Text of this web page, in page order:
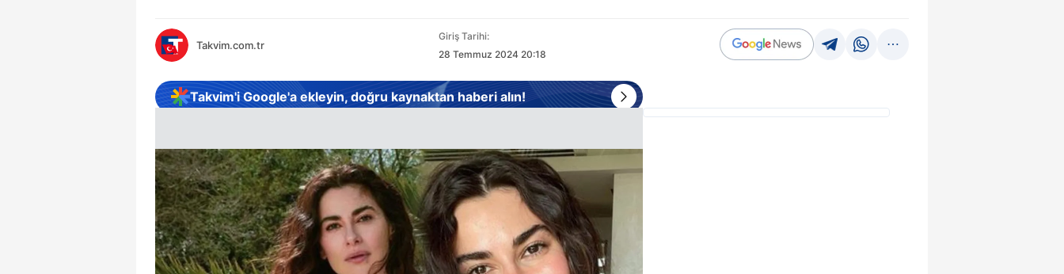
Takvim.com.tr
Giriş Tarihi:
28 Temmuz 2024 20:18
Takvim'i Google'a ekleyin, doğru kaynaktan haberi alın!